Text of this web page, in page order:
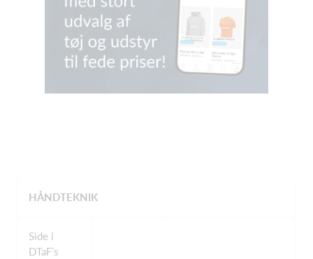
HÅNDTEKNIK
Side i
DTaF’s